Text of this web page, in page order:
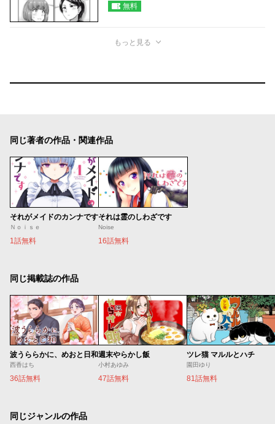
無料
もっと見る
同じ著者の作品・関連作品
それがメイドのカンナです
Ｎｏｉｓｅ
1話無料
それは霊のしわざです
Noise
16話無料
同じ掲載誌の作品
波うららかに、めおと日和
西香はち
36話無料
週末やらかし飯
小村あゆみ
47話無料
ツレ猫 マルルとハチ
園田ゆり
81話無料
同じジャンルの作品